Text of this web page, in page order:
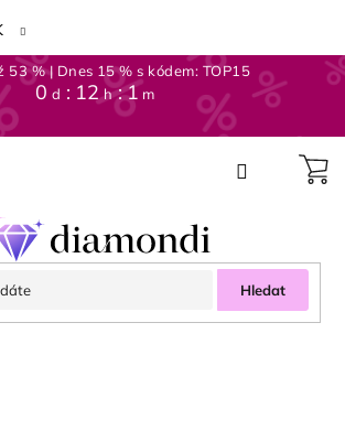
53 % | Dnes 15 % s kódem: TOP15
0 d 12h 1 m
Hledat